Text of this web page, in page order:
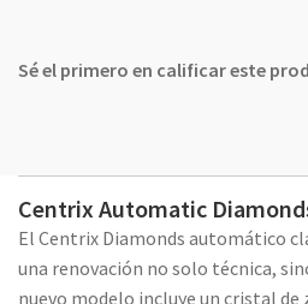
Sé el primero en calificar este
Centrix Automatic
El Centrix Diamonds automático
una renovación no solo técnica,
nuevo modelo incluye un cristal de